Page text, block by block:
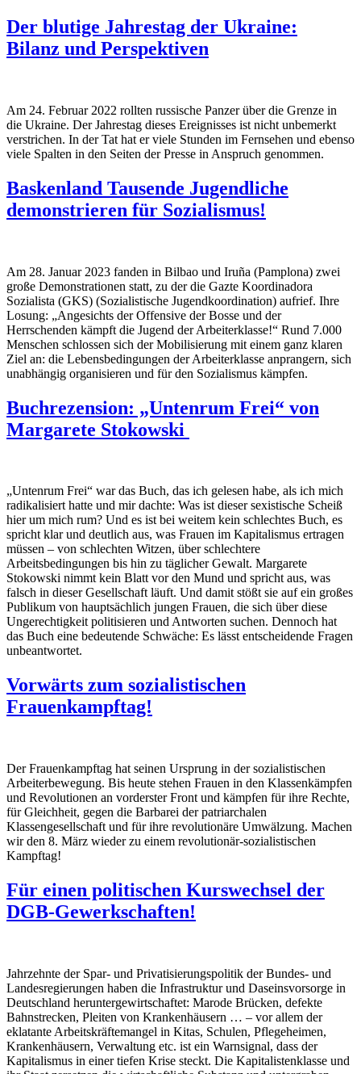
Der blutige Jahrestag der Ukraine:
Bilanz und Perspektiven
Am 24. Februar 2022 rollten russische Panzer über die Grenze in
die Ukraine. Der Jahrestag dieses Ereignisses ist nicht unbemerkt
verstrichen. In der Tat hat er viele Stunden im Fernsehen und ebenso
viele Spalten in den Seiten der Presse in Anspruch genommen.
Baskenland Tausende Jugendliche
demonstrieren für Sozialismus!
Am 28. Januar 2023 fanden in Bilbao und Iruña (Pamplona) zwei
große Demonstrationen statt, zu der die Gazte Koordinadora
Sozialista (GKS) (Sozialistische Jugendkoordination) aufrief. Ihre
Losung: „Angesichts der Offensive der Bosse und der
Herrschenden kämpft die Jugend der Arbeiterklasse!“ Rund 7.000
Menschen schlossen sich der Mobilisierung mit einem ganz klaren
Ziel an: die Lebensbedingungen der Arbeiterklasse anprangern, sich
unabhängig organisieren und für den Sozialismus kämpfen.
Buchrezension: „Untenrum Frei“ von
Margarete Stokowski
„Untenrum Frei“ war das Buch, das ich gelesen habe, als ich mich
radikalisiert hatte und mir dachte: Was ist dieser sexistische Scheiß
hier um mich rum? Und es ist bei weitem kein schlechtes Buch, es
spricht klar und deutlich aus, was Frauen im Kapitalismus ertragen
müssen – von schlechten Witzen, über schlechtere
Arbeitsbedingungen bis hin zu täglicher Gewalt. Margarete
Stokowski nimmt kein Blatt vor den Mund und spricht aus, was
falsch in dieser Gesellschaft läuft. Und damit stößt sie auf ein großes
Publikum von hauptsächlich jungen Frauen, die sich über diese
Ungerechtigkeit politisieren und Antworten suchen. Dennoch hat
das Buch eine bedeutende Schwäche: Es lässt entscheidende Fragen
unbeantwortet.
Vorwärts zum sozialistischen
Frauenkampftag!
Der Frauenkampftag hat seinen Ursprung in der sozialistischen
Arbeiterbewegung. Bis heute stehen Frauen in den Klassenkämpfen
und Revolutionen an vorderster Front und kämpfen für ihre Rechte,
für Gleichheit, gegen die Barbarei der patriarchalen
Klassengesellschaft und für ihre revolutionäre Umwälzung. Machen
wir den 8. März wieder zu einem revolutionär-sozialistischen
Kampftag!
Für einen politischen Kurswechsel der
DGB-Gewerkschaften!
Jahrzehnte der Spar- und Privatisierungspolitik der Bundes- und
Landesregierungen haben die Infrastruktur und Daseinsvorsorge in
Deutschland heruntergewirtschaftet: Marode Brücken, defekte
Bahnstrecken, Pleiten von Krankenhäusern … – vor allem der
eklatante Arbeitskräftemangel in Kitas, Schulen, Pflegeheimen,
Krankenhäusern, Verwaltung etc. ist ein Warnsignal, dass der
Kapitalismus in einer tiefen Krise steckt. Die Kapitalistenklasse und